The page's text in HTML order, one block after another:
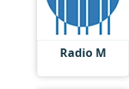
Radio M